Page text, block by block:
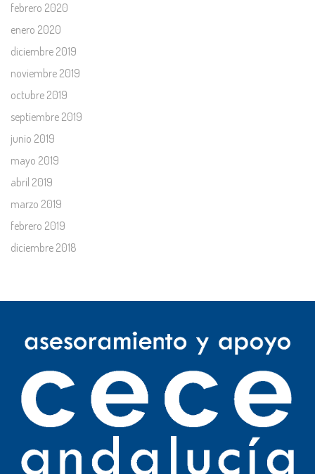
febrero 2020
enero 2020
diciembre 2019
noviembre 2019
octubre 2019
septiembre 2019
junio 2019
mayo 2019
abril 2019
marzo 2019
febrero 2019
diciembre 2018